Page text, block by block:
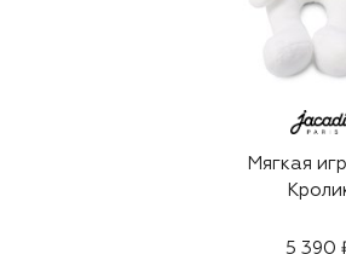
Мягкая
5 390